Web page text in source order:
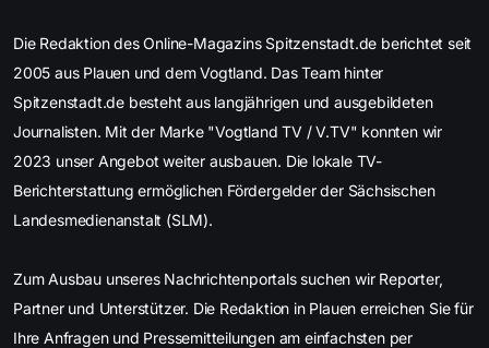
Die Redaktion des Online-Magazins Spitzenstadt.de berichtet seit
2005 aus Plauen und dem Vogtland. Das Team hinter
Spitzenstadt.de besteht aus langjährigen und ausgebildeten
Journalisten. Mit der Marke "Vogtland TV / V.TV" konnten wir
2023 unser Angebot weiter ausbauen. Die lokale TV-
Berichterstattung ermöglichen Fördergelder der Sächsischen
Landesmedienanstalt (SLM).
Zum Ausbau unseres Nachrichtenportals suchen wir Reporter,
Partner und Unterstützer. Die Redaktion in Plauen erreichen Sie für
Ihre Anfragen und Pressemitteilungen am einfachsten per